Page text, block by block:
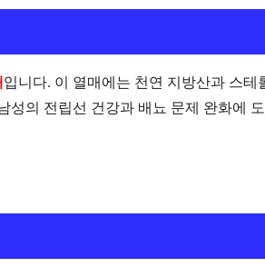
입니다. 이 열매에는 천연 지방산과 스테
성의 전립선 건강과 배뇨 문제 완화에